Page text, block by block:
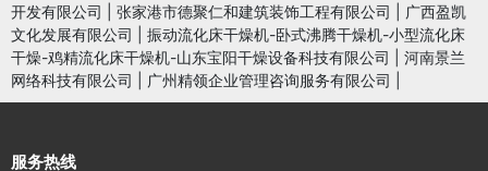
开发有限公司
张家港市德聚仁和建筑装饰工程有限公司
广西盈凯
文化发展有限公司
振动流化床干燥机-卧式沸腾干燥机-小型流化床
干燥-鸡精流化床干燥机-山东宝阳干燥设备科技有限公司
河南景兰
网络科技有限公司
广州精领企业管理咨询服务有限公司
服务热线